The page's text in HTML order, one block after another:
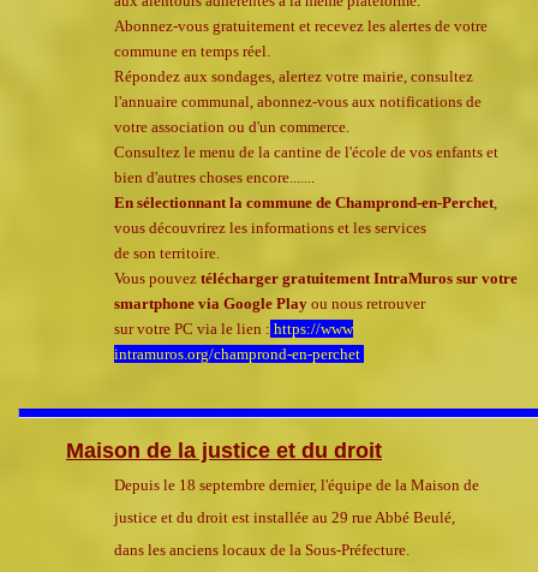
Abonnez-vous gratuitement et recevez les alertes de votre
commune en temps réel.
Répondez aux sondages, alertez votre mairie, consultez
l'annuaire communal, abonnez-vous aux notifications de
votre association ou d'un commerce.
Consultez le menu de la cantine de l'école de vos enfants et
bien d'autres choses encore.......
En sélectionnant la commune de Champrond-en-Perchet,
vous découvrirez les informations et les services
de son territoire.
Vous pouvez télécharger gratuitement IntraMuros sur votre
smartphone via Google Play ou nous retrouver
sur votre PC via le lien : https://www
intramuros.org/champrond-en-perchet
Maison de la justice et du droit
Depuis le 18 septembre dernier, l'équipe de la Maison de
justice et du droit est installée au 29 rue Abbé Beulé,
dans les anciens locaux de la Sous-Préfecture.